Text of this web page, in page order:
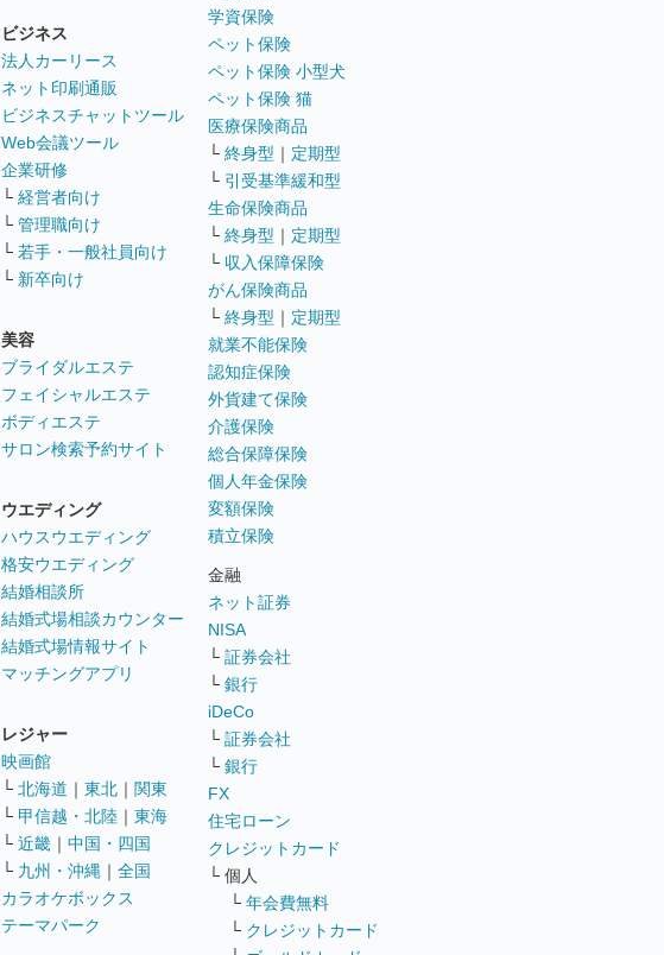
ビジネス
法人カーリース
ネット印刷通販
ビジネスチャットツール
Web会議ツール
企業研修
└ 経営者向け
└ 管理職向け
└ 若手・一般社員向け
└ 新卒向け
美容
ブライダルエステ
フェイシャルエステ
ボディエステ
サロン検索予約サイト
ウエディング
ハウスウエディング
格安ウエディング
結婚相談所
結婚式場相談カウンター
結婚式場情報サイト
マッチングアプリ
レジャー
映画館
└ 北海道 ｜ 東北 ｜ 関東
└ 甲信越・北陸 ｜ 東海
└ 近畿 ｜ 中国・四国
└ 九州・沖縄 ｜ 全国
カラオケボックス
テーマパーク
学資保険
ペット保険
ペット保険 小型犬
ペット保険 猫
医療保険商品
└ 終身型 ｜ 定期型
└ 引受基準緩和型
生命保険商品
└ 終身型 ｜ 定期型
└ 収入保障保険
がん保険商品
└ 終身型 ｜ 定期型
就業不能保険
認知症保険
外貨建て保険
介護保険
総合保障保険
個人年金保険
変額保険
積立保険
金融
ネット証券
NISA
└ 証券会社
└ 銀行
iDeCo
└ 証券会社
└ 銀行
FX
住宅ローン
クレジットカード
└ 個人
└ 年会費無料
└ クレジットカード